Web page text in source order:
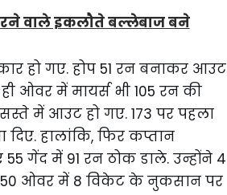
वाले इकलौते बल्लेबाज बने
हो गए. होप 51 रन बनाकर आउट
ओवर में मायर्स भी 105 रन की
में आउट हो गए. 173 पर पहला
हालांकि, फिर कप्तान
गेंद में 91 रन ठोक डाले. उन्होंने 4
50 ओवर में 8 विकेट के नुकसान पर